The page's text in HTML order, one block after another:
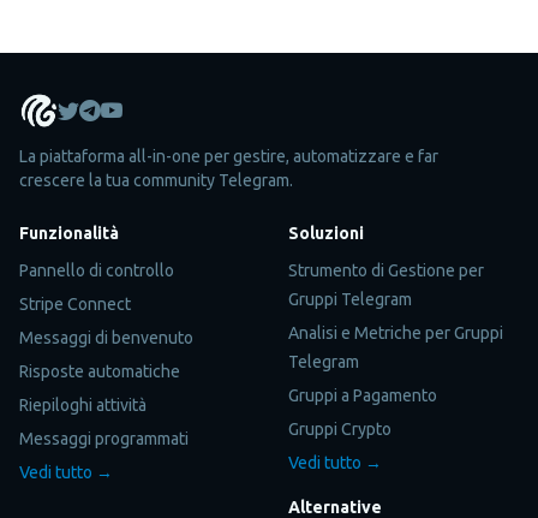
La piattaforma all-in-one per gestire, automatizzare e far
crescere la tua community Telegram.
Funzionalità
Pannello di controllo
Stripe Connect
Messaggi di benvenuto
Risposte automatiche
Riepiloghi attività
Messaggi programmati
Vedi tutto →
Soluzioni
Strumento di Gestione per
Gruppi Telegram
Analisi e Metriche per Gruppi
Telegram
Gruppi a Pagamento
Gruppi Crypto
Vedi tutto →
Alternative